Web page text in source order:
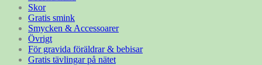
Skor
Gratis smink
Smycken & Accessoarer
Övrigt
För gravida föräldrar & bebisar
Gratis tävlingar på nätet